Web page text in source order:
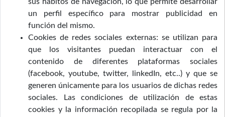
un perfil específico para mostrar publicidad en
función del mismo.
Cookies de redes sociales externas: se utilizan para
que los visitantes puedan interactuar con el
contenido de diferentes plataformas sociales
(facebook, youtube, twitter, linkedIn, etc..) y que se
generen únicamente para los usuarios de dichas redes
sociales. Las condiciones de utilización de estas
cookies y la información recopilada se regula por la